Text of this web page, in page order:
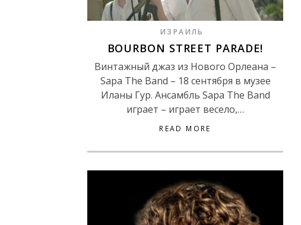
ИЗРАИЛЬ
BOURBON STREET PARADE!
Винтажный джаз из Нового Орлеана –
Sapa The Band – 18 сентября в музее
Иланы Гур. Ансамбль Sapa The Band
играет – играет весело,…
READ MORE